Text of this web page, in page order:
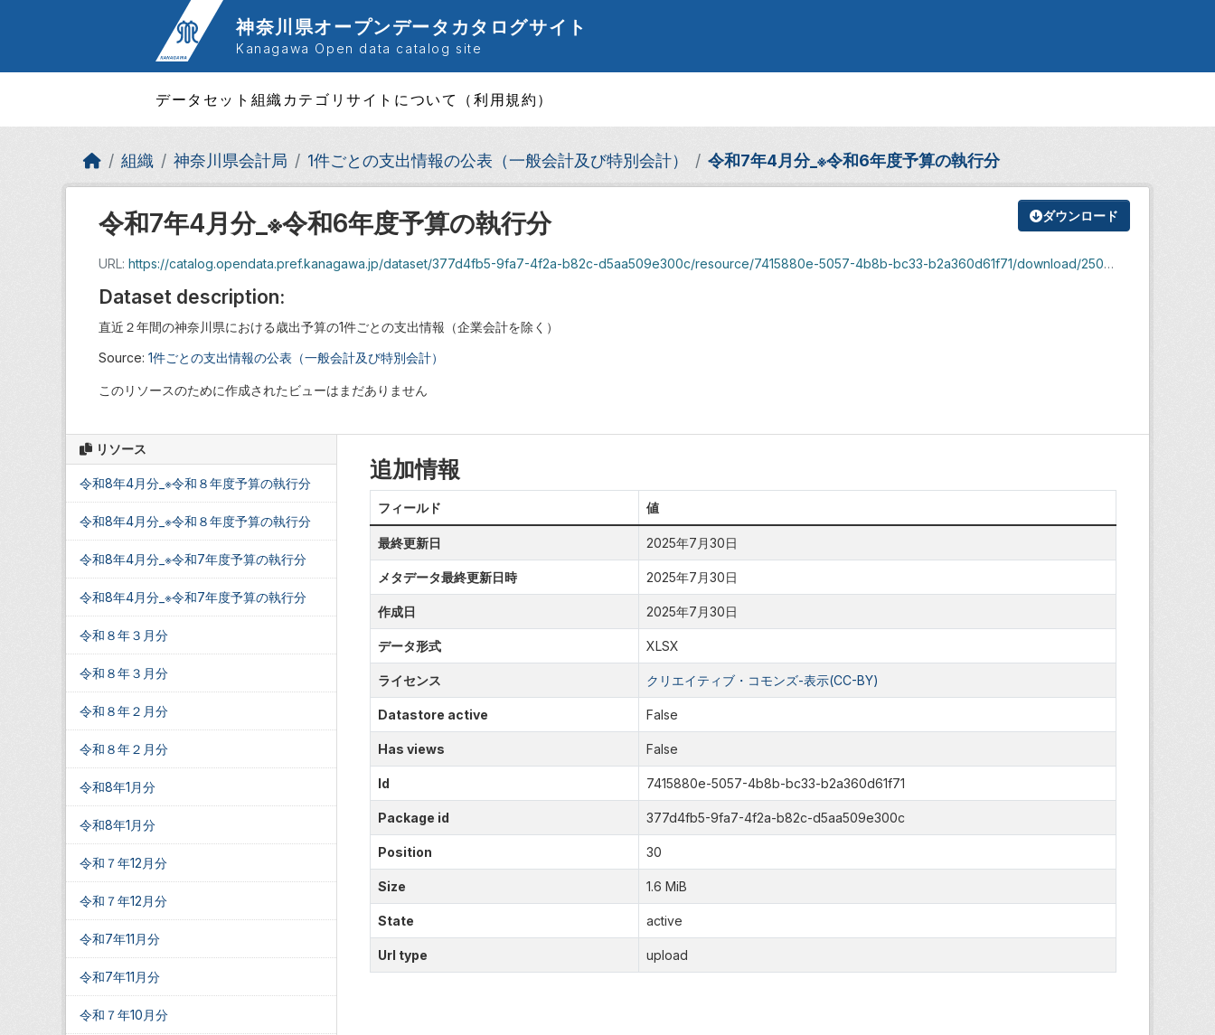
神奈川県オープンデータカタログサイト
Kanagawa Open data catalog site
データセット 組織 カテゴリサイトについて（利用規約）
組織 神奈川県会計局 1件ごとの支出情報の公表（一般会計及び特別会計） 令和7年4月分_※令和6年度予算の執行分
ダウンロード
令和7年4月分_※令和6年度予算の執行分
URL: https://catalog.opendata.pref.kanagawa.jp/dataset/377d4fb5-9fa7-4f2a-b82c-d5aa509e300c/resource/7415880e-5057-4b8b-bc33-b2a360d61f71/download/2504_2.xlsx
Dataset description:
直近２年間の神奈川県における歳出予算の1件ごとの支出情報（企業会計を除く）
Source: 1件ごとの支出情報の公表（一般会計及び特別会計）
このリソースのために作成されたビューはまだありません
リソース
令和8年4月分_※令和８年度予算の執行分
令和8年4月分_※令和８年度予算の執行分
令和8年4月分_※令和7年度予算の執行分
令和8年4月分_※令和7年度予算の執行分
令和８年３月分
令和８年３月分
令和８年２月分
令和８年２月分
令和8年1月分
令和8年1月分
令和７年12月分
令和７年12月分
令和7年11月分
令和7年11月分
令和７年10月分
追加情報
フィールド 値
最終更新日 2025年7月30日
メタデータ最終更新日時 2025年7月30日
作成日 2025年7月30日
データ形式 XLSX
ライセンス クリエイティブ・コモンズ-表示(CC-BY)
Datastore active False
Has views False
Id 7415880e-5057-4b8b-bc33-b2a360d61f71
Package id 377d4fb5-9fa7-4f2a-b82c-d5aa509e300c
Position 30
Size 1.6 MiB
State active
Url type upload